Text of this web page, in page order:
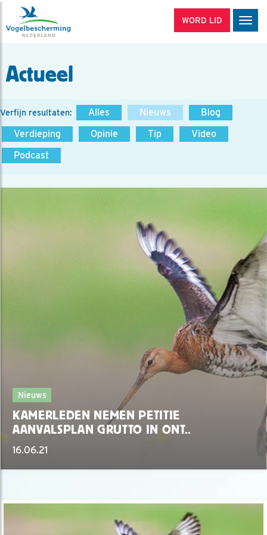
WORD LID
Actueel
Verfijn resultaten: Alles Nieuws
Blog
Verdieping
Opinie Tip
Video
Podcast
Nieuws
KAMERLEDEN NEMEN PETITIE
AANVALSPLAN GRUTTO IN ONT..
16.06.21